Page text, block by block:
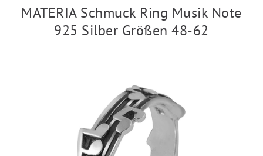
MATERIA Schmuck Ring Musik Note
925 Silber Größen 48-62